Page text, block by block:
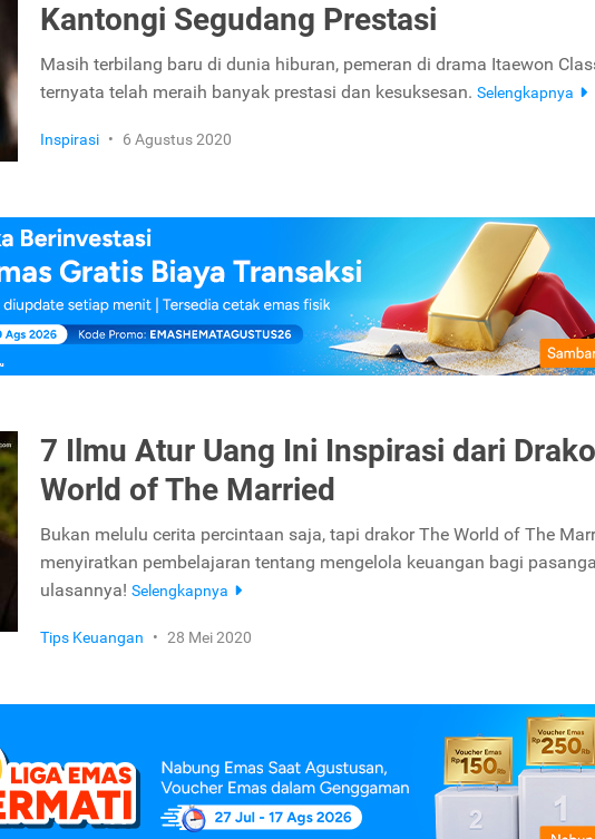
Kantongi Segudang Prestasi
Masih terbilang baru di dunia hiburan, pemeran di drama Itaewon
ternyata telah meraih banyak prestasi dan kesuksesan. Selengkapnya
Inspirasi • 6 Agustus 2020
7 Ilmu Atur Uang Ini Inspirasi dari
World of The Married
Bukan melulu cerita percintaan saja, tapi drakor The World of The
menyiratkan pembelajaran tentang mengelola keuangan bagi
ulasannya! Selengkapnya
Tips Keuangan • 28 Mei 2020